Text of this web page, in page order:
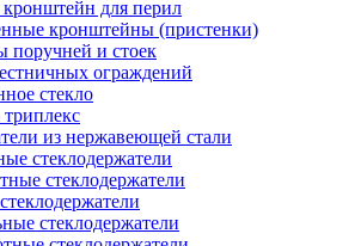
для перил
кронштейны (пристенки)
поручней и стоек
ограждений
стекло
из нержавеющей стали
стеклодержатели
стеклодержатели
стеклодержатели